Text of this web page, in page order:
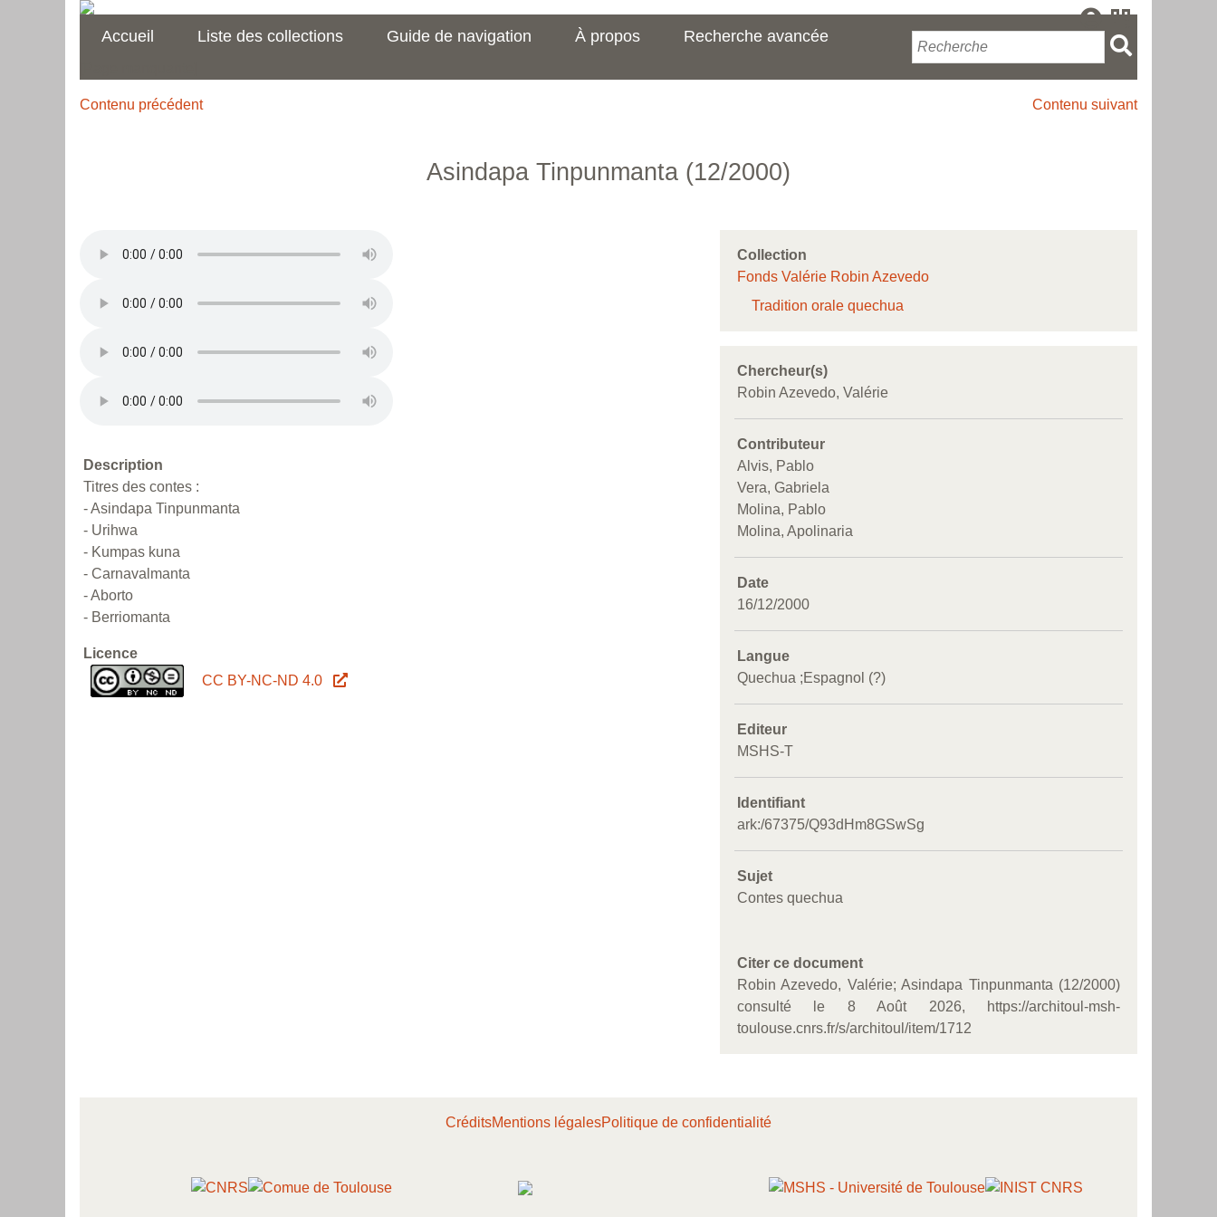
Accueil Liste des collections Guide de navigation À propos Recherche avancée
Contenu précédent Contenu suivant
Asindapa Tinpunmanta (12/2000)
Description
Titres des contes :
- Asindapa Tinpunmanta
- Urihwa
- Kumpas kuna
- Carnavalmanta
- Aborto
- Berriomanta
Licence
CC BY-NC-ND 4.0
Collection
Fonds Valérie Robin Azevedo
Tradition orale quechua
Chercheur(s)
Robin Azevedo, Valérie
Contributeur
Alvis, Pablo
Vera, Gabriela
Molina, Pablo
Molina, Apolinaria
Date
16/12/2000
Langue
Quechua Espagnol (?)
Editeur
MSHS-T
Identifiant
ark:/67375/Q93dHm8GSwSg
Sujet
Contes quechua
Citer ce document
Robin Azevedo, Valérie; Asindapa Tinpunmanta (12/2000)
consulté le 8 Août 2026, https://architoul-msh-
toulouse.cnrs.fr/s/architoul/item/1712
CréditsMentions légalesPolitique de confidentialité